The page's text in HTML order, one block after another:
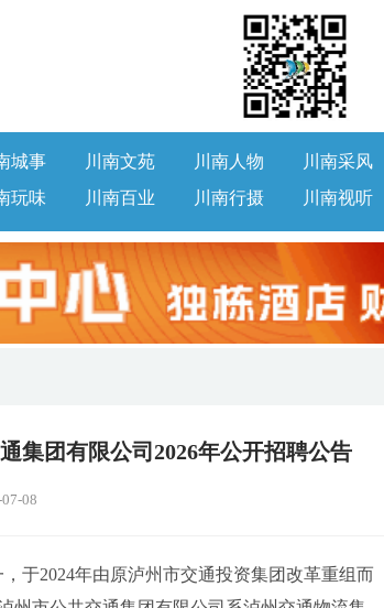
城事 川南文苑 川南人物
川南采风
玩味
川南百业 川南行摄 川南视听
集团有限公司2026年公开招聘公告
08
2024年由原泸州市交通投资集团改革重组而